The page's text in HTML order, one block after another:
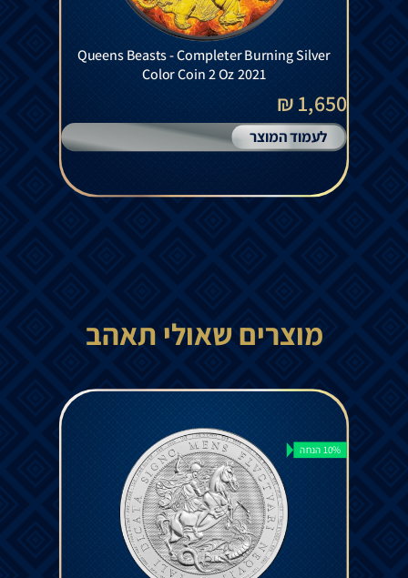
Queens Beasts - Completer Burning Silver
Color Coin 2 Oz 2021
1,650 ₪
לעמוד המוצר
מוצרים שאולי תאהב
10% הנחה